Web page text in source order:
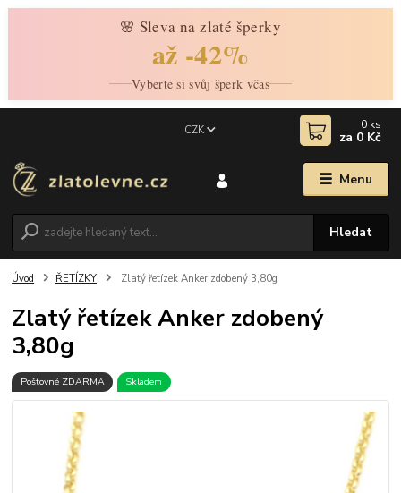
🌸 Sleva na zlaté šperky
až -42%
Vyberte si svůj šperk včas
Menu
CZK
Hledat
0 ks
za 0 Kč
Úvod ŘETÍZKY Zlatý řetízek Anker zdobený 3,80g
Zlatý řetízek Anker zdobený
3,80g
Poštovné ZDARMA Skladem